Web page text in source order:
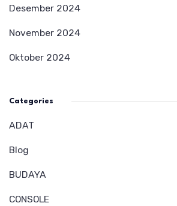
Desember 2024
November 2024
Oktober 2024
Categories
ADAT
Blog
BUDAYA
CONSOLE